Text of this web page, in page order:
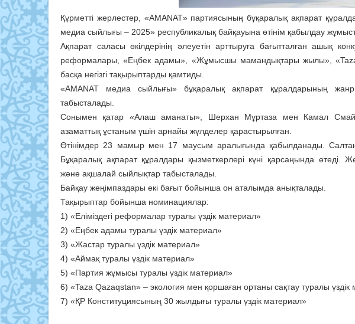
Құрметті жерлестер, «AMANAT» партиясының бұқаралық ақпарат
медиа сыйлығы – 2025» республикалық байқауына өтінім қабылдау
Ақпарат саласы өкілдерінің әлеуетін арттыруға бағытталған ашық
реформалары, «Еңбек адамы», «Жұмысшы мамандықтары жылы», «Taza
басқа негізгі тақырыптарды қамтиды.
«AMANAT медиа сыйлығы» бұқаралық ақпарат құралдарының
табысталады.
Сонымен қатар «Алаш аманаты», Шерхан Мұртаза мен Камал
азаматтық ұстаным үшін арнайы жүлделер қарастырылған.
Өтінімдер 23 мамыр мен 17 маусым аралығында қабылданады.
Бұқаралық ақпарат құралдары қызметкерлері күні қарсаңында өтеді.
және ақшалай сыйлықтар табысталады.
Байқау жеңімпаздары екі бағыт бойынша он аталымда анықталады.
Тақырыптар бойынша номинациялар:
1) «Еліміздегі реформалар туралы үздік материал»
2) «Еңбек адамы туралы үздік материал»
3) «Жастар туралы үздік материал»
4) «Аймақ туралы үздік материал»
5) «Партия жұмысы туралы үздік материал»
6) «Taza Qazaqstan» – экология мен қоршаған ортаны сақтау туралы үздік
7) «ҚР Конституциясының 30 жылдығы туралы үздік материал»